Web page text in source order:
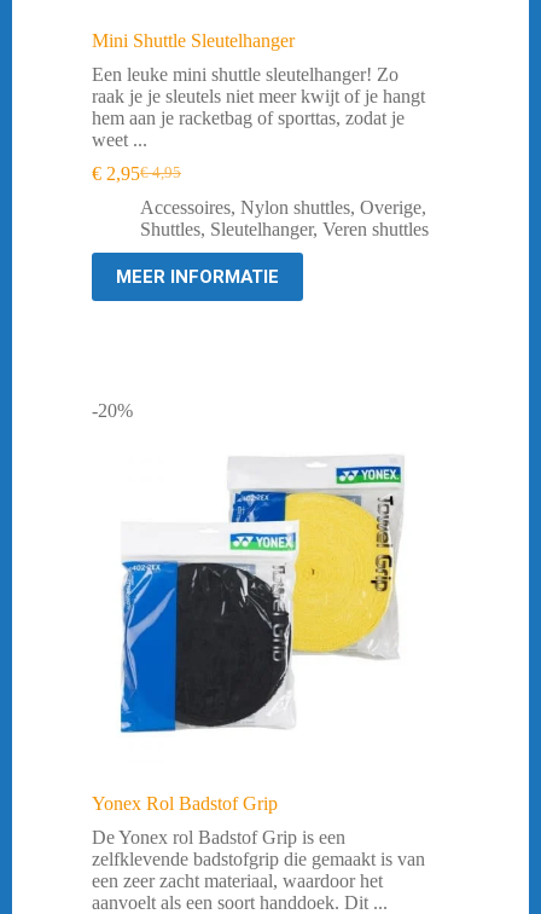
Mini Shuttle Sleutelhanger
Een leuke mini shuttle sleutelhanger! Zo
raak je je sleutels niet meer kwijt of je hangt
hem aan je racketbag of sporttas, zodat je
weet ...
€4,95
Oorspronkelijke
prijs
was:
€ 2,95Huidige
prijs
is:
Accessoires, Nylon shuttles, Overige,
Shuttles, Sleutelhanger, Veren shuttles
MEER INFORMATIE
-20%
Yonex Rol Badstof Grip
De Yonex rol Badstof Grip is een
zelfklevende badstofgrip die gemaakt is van
een zeer zacht materiaal, waardoor het
aanvoelt als een soort handdoek. Dit ...